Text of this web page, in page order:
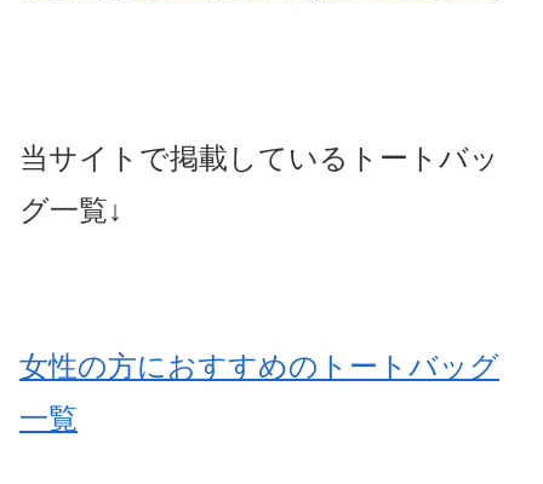
当サイトで掲載しているトートバッ
グ一覧↓
女性の方におすすめのトートバッグ
一覧